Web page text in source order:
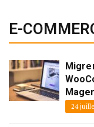
E-
24